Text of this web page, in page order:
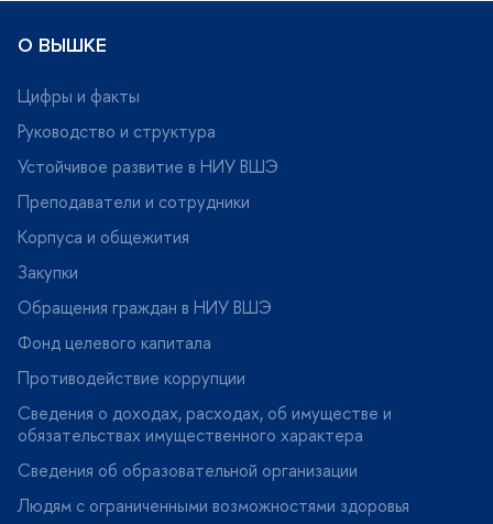
О ВЫШКЕ
Цифры и факты
Руководство и структура
Устойчивое развитие в НИУ ВШЭ
Преподаватели и сотрудники
Корпуса и общежития
Закупки
Обращения граждан в НИУ ВШЭ
Фонд целевого капитала
Противодействие коррупции
Сведения о доходах, расходах, об имуществе и
обязательствах имущественного характера
Сведения об образовательной организации
Людям с ограниченными возможностями здоровья